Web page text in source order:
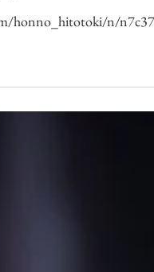
）
honno_hitotoki/n/n7c371